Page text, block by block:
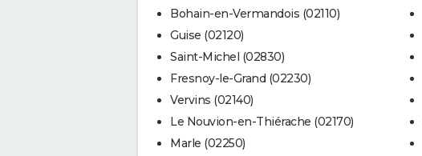
Bohain-en-Vermandois (02110)
Guise (02120)
Saint-Michel (02830)
Fresnoy-le-Grand (02230)
Vervins (02140)
Le Nouvion-en-Thiérache (02170)
Marle (02250)